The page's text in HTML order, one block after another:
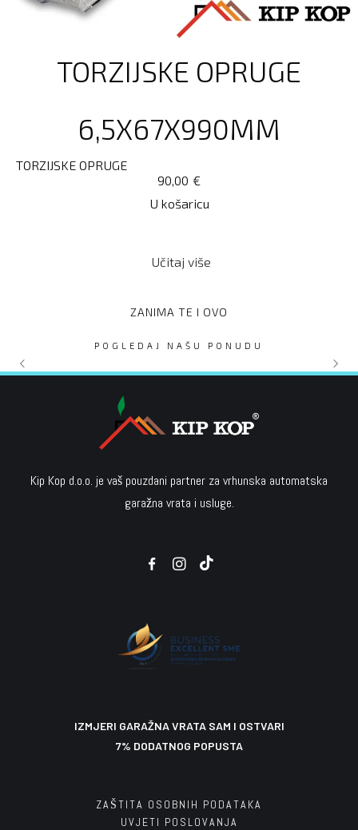
TORZIJSKE OPRUGE
6,5X67X990MM
TORZIJSKE OPRUGE
€
90,00
U košaricu
Učitaj više
ZANIMA TE I OVO
POGLEDAJ NAŠU PONUDU
Nema na zalihi
DITEC DOITQIK 7EH50
PARKIRALIŠNA BARIKADA
5m
MONTAŽNA HALA ŠATOR
20x9x4,5 m
Montažne garaže i šatori
U košaricu
VODEČI KOTAČIĆ 574S
U košaricu
NAJAM - DIZELNI ATS
AGREGAT 25kVA 20kW
Odaberite opciju
DVOKRILNA GARAŽNA
VRATA KKNT52 THERMO
PREMIUM 250x250
KOMPLET ZA IZRADU
U košaricu
Kip Kop d.o.o. je vaš pouzdani partner za vrhunska automatska
garažna vrata i usluge.
IZMJERI GARAŽNA VRATA SAM I OSTVARI
7% DODATNOG POPUSTA
ZAŠTITA OSOBNIH PODATAKA
UVJETI POSLOVANJA